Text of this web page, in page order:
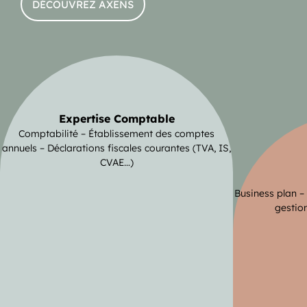
DÉCOUVREZ AXENS
Expertise Comptable
Comptabilité – Établissement des comptes
annuels – Déclarations fiscales courantes (TVA, IS,
CVAE…)
Business plan